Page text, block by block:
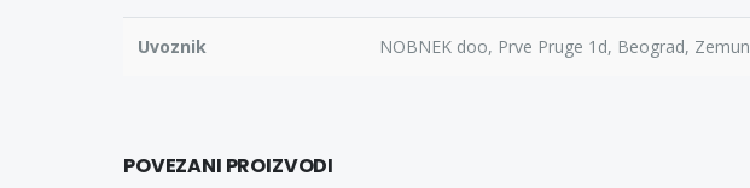
Uvoznik NOBNEK doo, Prve Pruge 1d, Beograd, Zemun
POVEZANI PROIZVODI